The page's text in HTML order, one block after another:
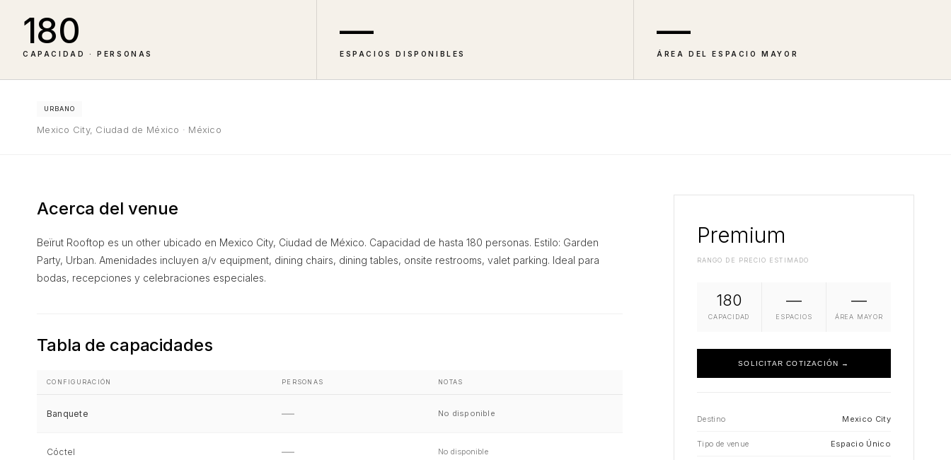
180
CAPACIDAD · PERSONAS
—
ESPACIOS DISPONIBLES
—
ÁREA DEL ESPACIO MAYOR
URBANO
Mexico City, Ciudad de México · México
Acerca del venue
Beïrut Rooftop es un other ubicado en Mexico City, Ciudad de México. Capacidad de hasta 180 personas. Estilo: Garden
Party, Urban. Amenidades incluyen a/v equipment, dining chairs, dining tables, onsite restrooms, valet parking. Ideal para
bodas, recepciones y celebraciones especiales.
Tabla de capacidades
CONFIGURACIÓN PERSONAS NOTAS
Banquete — No disponible
Cóctel — No disponible
Premium
RANGO DE PRECIO ESTIMADO
180
CAPACIDAD
—
ESPACIOS
—
ÁREA MAYOR
SOLICITAR COTIZACIÓN →
Destino Mexico City
Tipo de venue Espacio Único